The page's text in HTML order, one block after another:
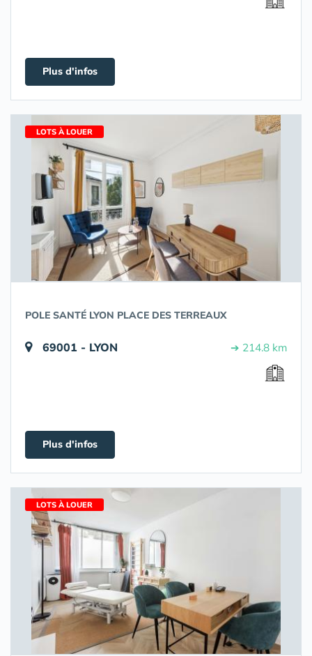
Plus d'infos
LOTS À LOUER
POLE SANTÉ LYON PLACE DES TERREAUX
69001 - LYON ➔ 214.8 km
Plus d'infos
LOTS À LOUER